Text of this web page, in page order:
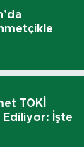
TOKİ
Ediliyor: İşte